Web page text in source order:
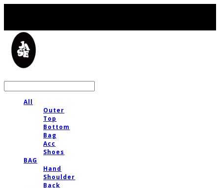
All
Outer
Top
Bottom
Bag
Acc
Shoes
BAG
Hand
Shoulder
Back